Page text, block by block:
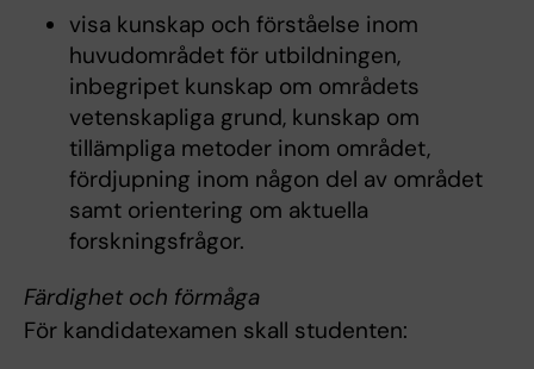
visa kunskap och förståelse inom
huvudområdet för utbildningen,
inbegripet kunskap om områdets
vetenskapliga grund, kunskap om
tillämpliga metoder inom området,
fördjupning inom någon del av området
samt orientering om aktuella
forskningsfrågor.
Färdighet och förmåga
För kandidatexamen skall studenten: